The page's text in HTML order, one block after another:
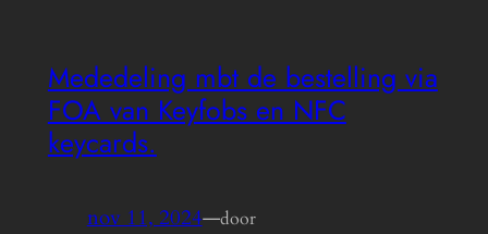
Mededeling mbt de bestelling via
FOA van Keyfobs en NFC
keycards.
nov 11, 2024—door